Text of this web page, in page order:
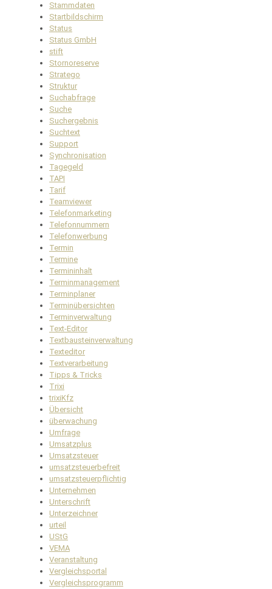
Stammdaten
Startbildschirm
Status
Status GmbH
stift
Stornoreserve
Stratego
Struktur
Suchabfrage
Suche
Suchergebnis
Suchtext
Support
Synchronisation
Tagegeld
TAPI
Tarif
Teamviewer
Telefonmarketing
Telefonnummern
Telefonwerbung
Termin
Termine
Termininhalt
Terminmanagement
Terminplaner
Terminübersichten
Terminverwaltung
Text-Editor
Textbausteinverwaltung
Texteditor
Textverarbeitung
Tipps & Tricks
Trixi
trixiKfz
Übersicht
überwachung
Umfrage
Umsatzplus
Umsatzsteuer
umsatzsteuerbefreit
umsatzsteuerpflichtig
Unternehmen
Unterschrift
Unterzeichner
urteil
UStG
VEMA
Veranstaltung
Vergleichsportal
Vergleichsprogramm